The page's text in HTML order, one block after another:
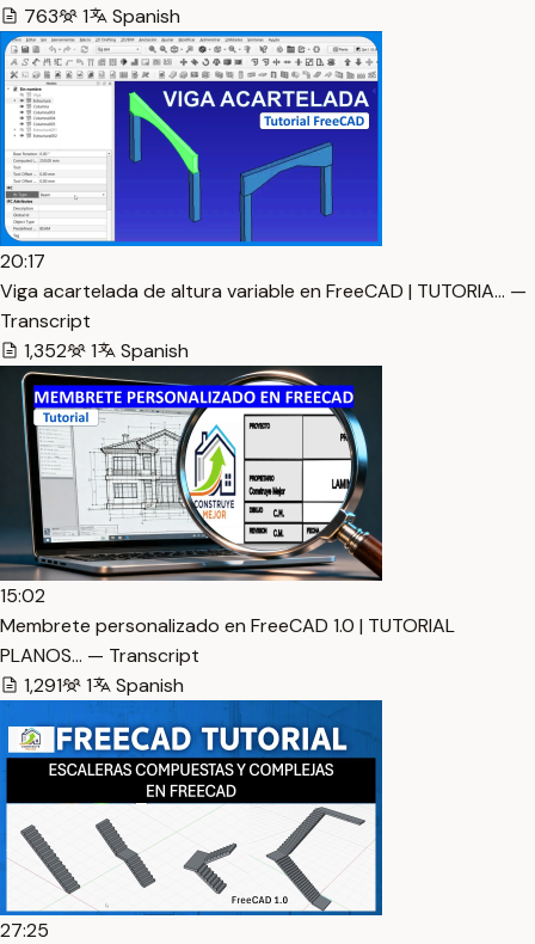
763
1 Spanish
20:17
Viga acartelada de altura variable en FreeCAD | TUTORIA… —
Transcript
1,352
1 Spanish
15:02
Membrete personalizado en FreeCAD 1.0 | TUTORIAL
PLANOS… — Transcript
1,291
1 Spanish
27:25